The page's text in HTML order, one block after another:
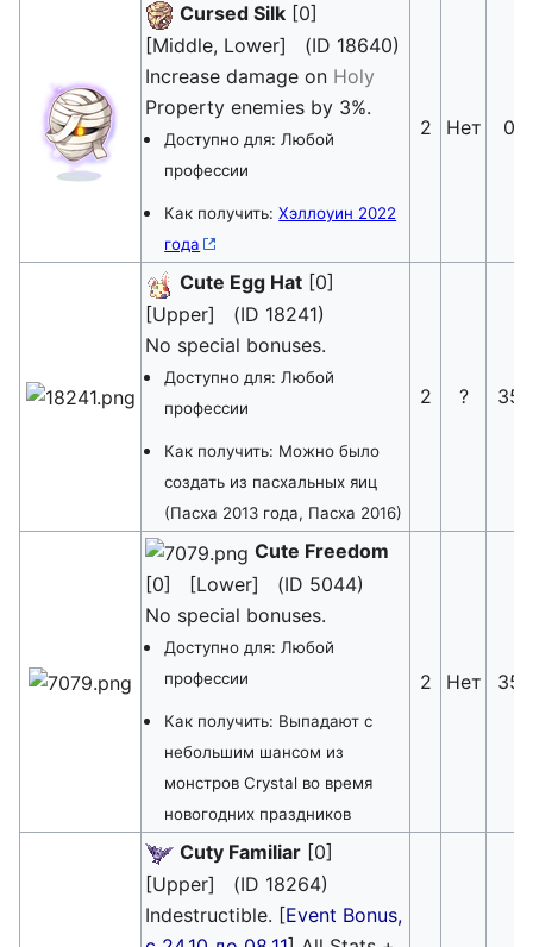
Cursed Silk [0]
[Middle, Lower] (ID 18640)
Increase damage on Holy
Property enemies by 3%.
Доступно для: Любой
профессии
Как получить:Хэллоуин 2022
года
2 Нет 0
Cute Egg Hat [0]
[Upper] (ID 18241)
No special bonuses.
Доступно для: Любой
профессии
Как получить: Можно было
создать из пасхальных яиц
(Пасха 2013 года, Пасха 2016)
2 ? 35
Cute Freedom
[0] [Lower] (ID 5044)
No special bonuses.
Доступно для: Любой
профессии
Как получить: Выпадают с
небольшим шансом из
монстров Crystal во время
новогодних праздников
2 Нет 35
Cuty Familiar [0]
[Upper] (ID 18264)
Indestructible. [Event Bonus,